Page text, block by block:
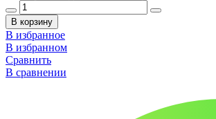
В корзину
В избранное
В избранном
Сравнить
В сравнении